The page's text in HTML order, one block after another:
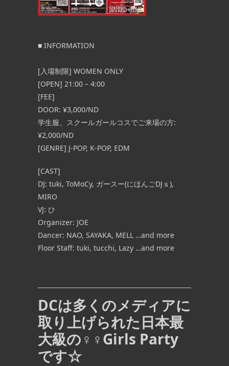
■ INFORMATION
[入場制限] WOMEN ONLY
[OPEN] 21:00 – 4:00
[FEE]
DOOR: ¥3,000/ND
学生服、スクールガールコスでご来場の方:
¥2,000/ND
[GENRE] J-POP, K-POP, EDM
[CAST]
DJ: tuki, ToMoCy, ガースー(にほんごDJｓ),
MIRO
VJ: ひ
Organizer: JOE
Dancer: NAO, SAYAKA, MELL …and more
Floor Staff: tuki, tucchi, Lazy …and more
DCは多くのメディアに
取り上げられた日本最
大級の♀♀Girls Party
です☆